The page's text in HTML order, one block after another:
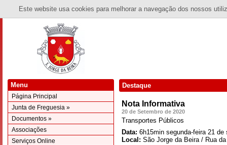
Este website usa cookies para melhorar a navegação dos nossos
Menu
Página Principal
Junta de Freguesia »
Documentos »
Associações
Serviços Online
Destaque
Nota Informativa
20 de Setembro de 2020
Transportes Públicos
Data: 6h15min segunda-feira 21 de
Local: São Jorge da Beira / Rua